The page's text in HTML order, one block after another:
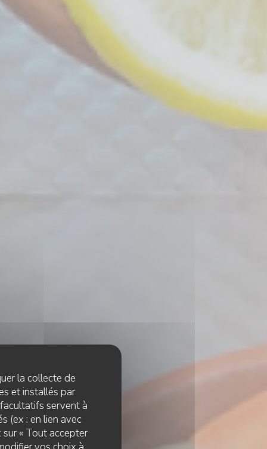
la collecte de
et installés par
servent à
(ex : en lien avec
« Tout accepter